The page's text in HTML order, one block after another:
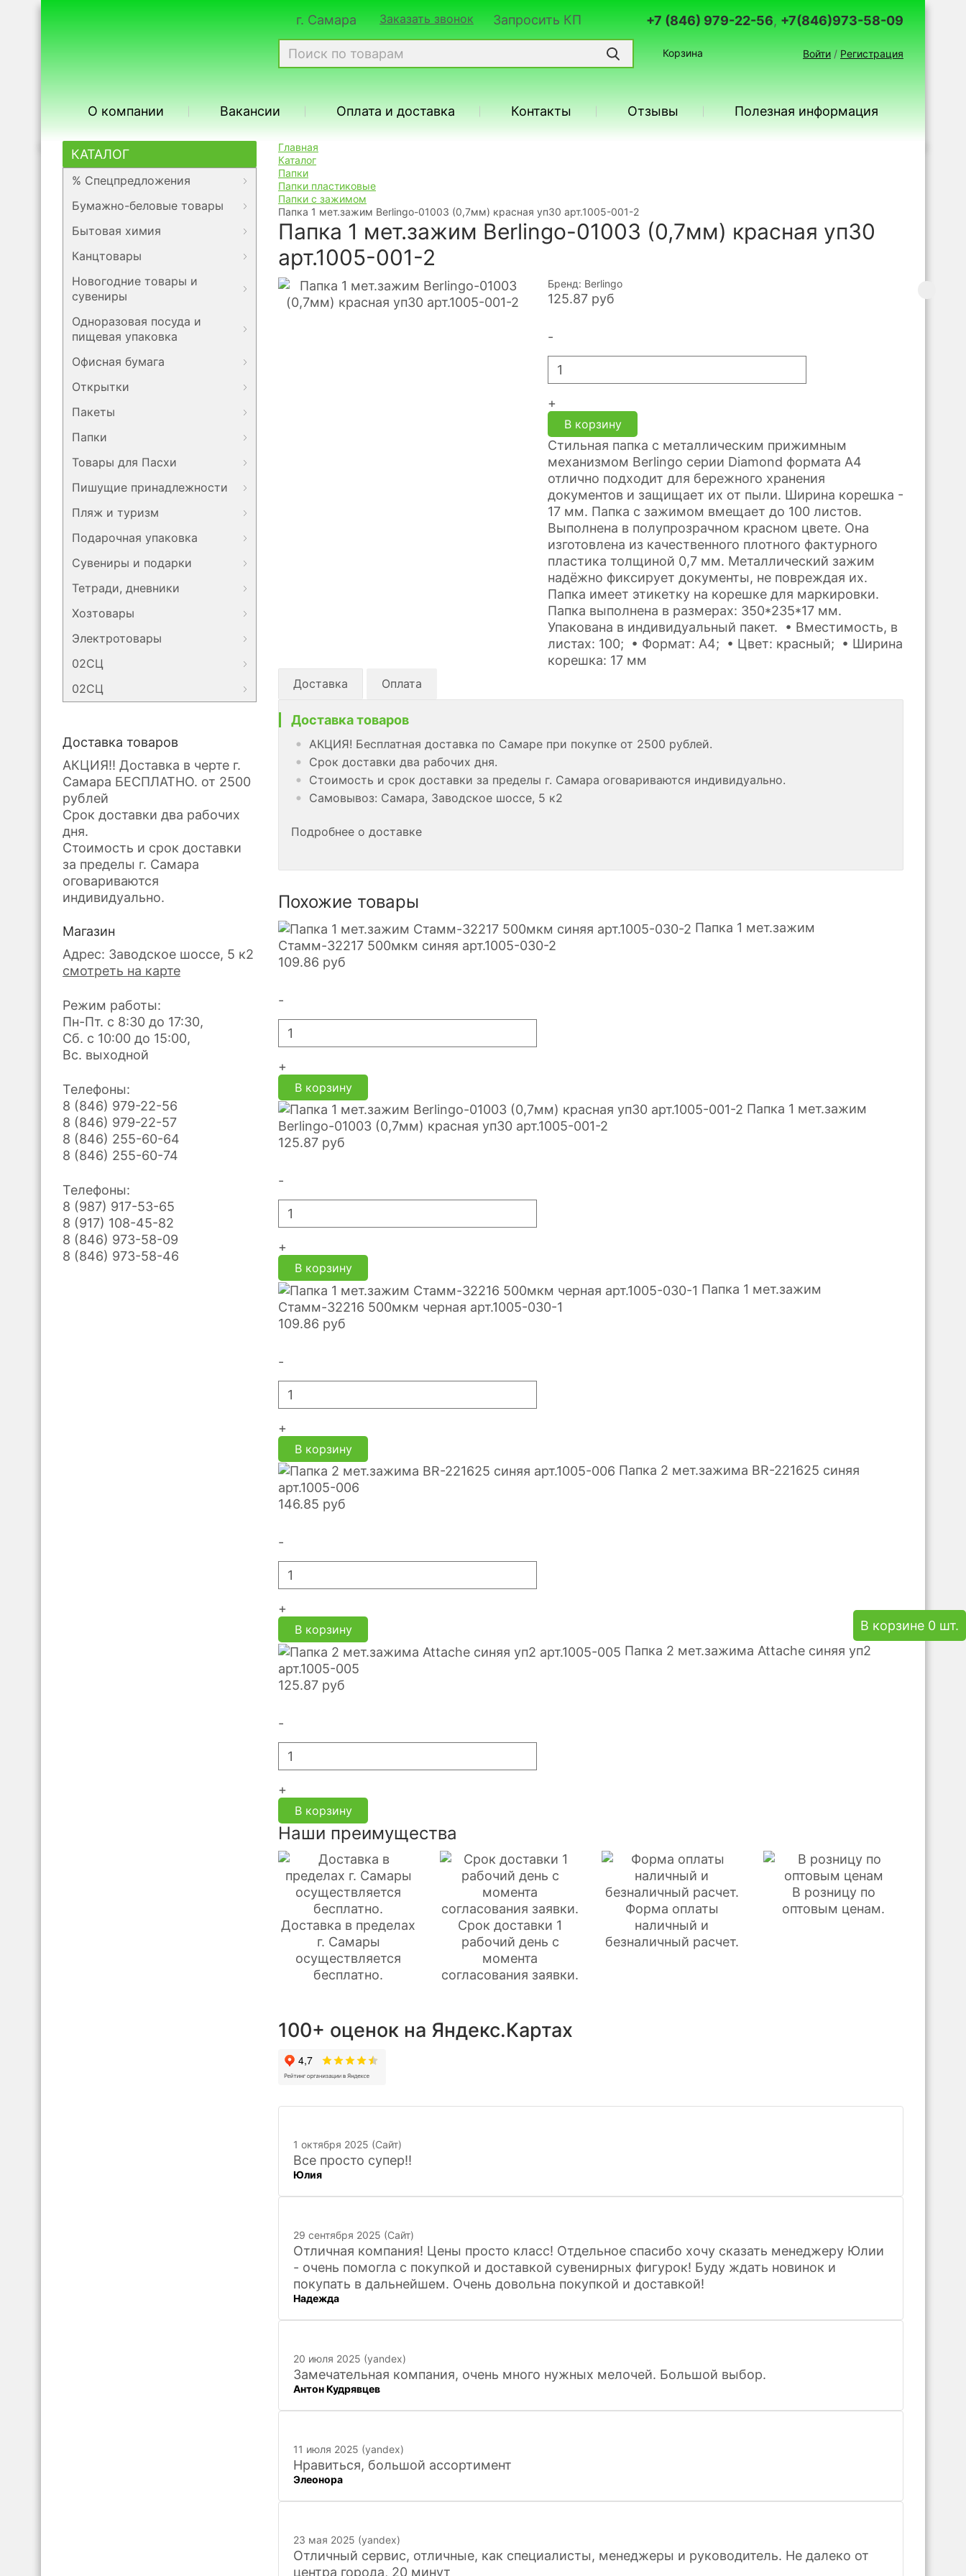
г. Самара Заказать звонок Запросить КП +7 (846) 979-22-56, +7(846)973-58-09
Корзина Войти / Регистрация
В корзине 0 шт.
О компании Вакансии Оплата и доставка Контакты Отзывы Полезная информация
КАТАЛОГ
% Спецпредложения
Бумажно-беловые товары
Бытовая химия
Канцтовары
Новогодние товары и
сувениры
Одноразовая посуда и
пищевая упаковка
Офисная бумага
Открытки
Пакеты
Папки
Товары для Пасхи
Пишущие принадлежности
Пляж и туризм
Подарочная упаковка
Сувениры и подарки
Тетради, дневники
Хозтовары
Электротовары
02СЦ
02СЦ
Доставка товаров
АКЦИЯ!! Доставка в черте г.
Самара БЕСПЛАТНО. от 2500
рублей
Срок доставки два рабочих
дня.
Стоимость и срок доставки
за пределы г. Самара
оговариваются
индивидуально.
Магазин
Адрес: Заводское шоссе, 5 к2
смотреть на карте
Режим работы:
Пн-Пт. с 8:30 до 17:30,
Сб. с 10:00 до 15:00,
Вс. выходной
Телефоны:
8 (846) 979-22-56
8 (846) 979-22-57
8 (846) 255-60-64
8 (846) 255-60-74
Телефоны:
8 (987) 917-53-65
8 (917) 108-45-82
8 (846) 973-58-09
8 (846) 973-58-46
Главная
Каталог
Папки
Папки пластиковые
Папки с зажимом
Папка 1 мет.зажим Berlingo-01003 (0,7мм) красная уп30 арт.1005-001-2
Папка 1 мет.зажим Berlingo-01003 (0,7мм) красная уп30
арт.1005-001-2
Бренд: Berlingo
125.87 руб
-
+
В корзину
Стильная папка с металлическим прижимным
механизмом Berlingo серии Diamond формата А4
отлично подходит для бережного хранения
документов и защищает их от пыли. Ширина корешка -
17 мм. Папка с зажимом вмещает до 100 листов.
Выполнена в полупрозрачном красном цвете. Она
изготовлена из качественного плотного фактурного
пластика толщиной 0,7 мм. Металлический зажим
надёжно фиксирует документы, не повреждая их.
Папка имеет этикетку на корешке для маркировки.
Папка выполнена в размерах: 350*235*17 мм.
Упакована в индивидуальный пакет. • Вместимость, в
листах: 100; • Формат: А4; • Цвет: красный; • Ширина
корешка: 17 мм
Доставка Оплата
Доставка товаров
АКЦИЯ! Бесплатная доставка по Самаре при покупке от 2500 рублей.
Срок доставки два рабочих дня.
Стоимость и срок доставки за пределы г. Самара оговариваются индивидуально.
Самовывоз: Самара, Заводское шоссе, 5 к2
Подробнее о доставке
Похожие товары
Папка 1 мет.зажим
Стамм-32217 500мкм синяя арт.1005-030-2
109.86 руб
-
+
В корзину
Папка 1 мет.зажим
Berlingo-01003 (0,7мм) красная уп30 арт.1005-001-2
125.87 руб
-
+
В корзину
Папка 1 мет.зажим
Стамм-32216 500мкм черная арт.1005-030-1
109.86 руб
-
+
В корзину
Папка 2 мет.зажима BR-221625 синяя
арт.1005-006
146.85 руб
-
+
В корзину
Папка 2 мет.зажима Attache синяя уп2
арт.1005-005
125.87 руб
-
+
В корзину
Наши преимущества
Доставка в пределах
г. Самары
осуществляется
бесплатно.
Срок доставки 1
рабочий день с
момента
согласования заявки.
Форма оплаты
наличный и
безналичный расчет.
В розницу по
оптовым ценам.
100+ оценок на Яндекс.Картах
1 октября 2025 (Сайт)
Все просто супер!!
Юлия
29 сентября 2025 (Сайт)
Отличная компания! Цены просто класс! Отдельное спасибо хочу сказать менеджеру Юлии
- очень помогла с покупкой и доставкой сувенирных фигурок! Буду ждать новинок и
покупать в дальнейшем. Очень довольна покупкой и доставкой!
Надежда
20 июля 2025 (yandex)
Замечательная компания, очень много нужных мелочей. Большой выбор.
Антон Кудрявцев
11 июля 2025 (yandex)
Нравиться, большой ассортимент
Элеонора
23 мая 2025 (yandex)
Отличный сервис, отличные, как специалисты, менеджеры и руководитель. Не далеко от
центра города, 20 минут